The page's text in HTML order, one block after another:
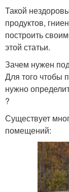
Такой
продуктов,
построить
этой статьи.
Зачем нужен
Для того чтобы
нужно
?
Существует
помещений: